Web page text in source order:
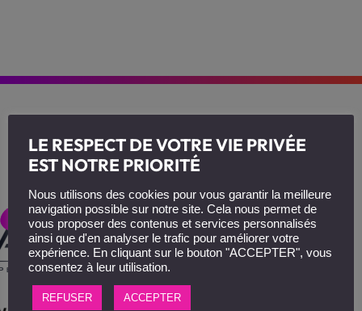
Exemples de modules e-learning
LE RESPECT DE VOTRE VIE PRIVÉE
EST NOTRE PRIORITÉ
Nous utilisons des cookies pour vous garantir la meilleure
navigation possible sur notre site. Cela nous permet de
vous proposer des contenus et services personnalisés
ainsi que d'en analyser le trafic pour améliorer votre
expérience. En cliquant sur le bouton "ACCEPTER", vous
consentez à leur utilisation.
REFUSER ACCEPTER